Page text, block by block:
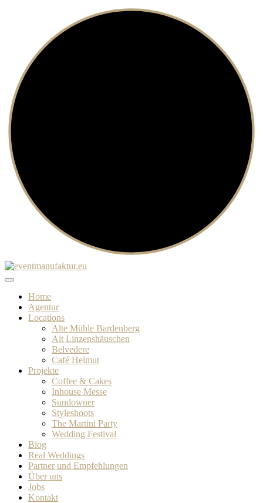
Home
Agentur
Locations
Alte Mühle Bardenberg
Alt Linzenshäuschen
Belvedere
Café Helmut
Projekte
Coffee & Cakes
Inhouse Messe
Sundowner
Styleshoots
The Martini Party
Wedding Festival
Blog
Real Weddings
Partner und Empfehlungen
Über uns
Jobs
Kontakt